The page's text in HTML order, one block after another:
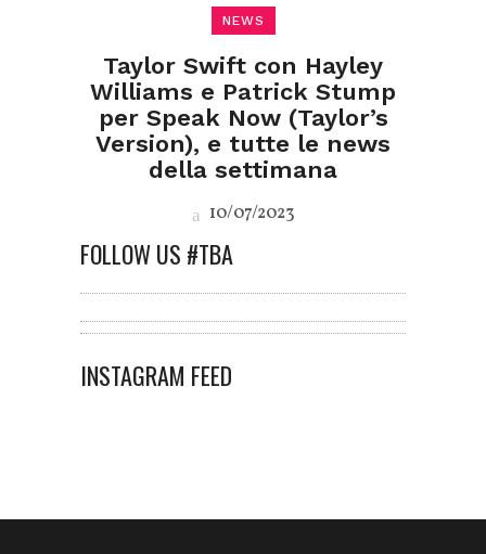
NEWS
Taylor Swift con Hayley
Williams e Patrick Stump
per Speak Now (Taylor’s
Version), e tutte le news
della settimana
10/07/2023
FOLLOW US #TBA
INSTAGRAM FEED